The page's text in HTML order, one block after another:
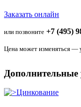
Заказать онлайн
или позвоните +7 (495)
Цена может изменяться —
Дополнительные